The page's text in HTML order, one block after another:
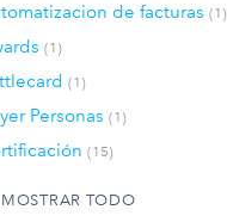
de facturas(1)
(1)
(1)
Personas(1)
(15)
MOSTRAR TODO